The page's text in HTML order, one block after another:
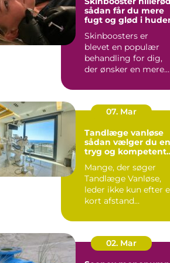
sådan får du mere
fugt og glød i
Skinboosters er
blevet en populær
behandling for dig,
der ønsker en mere
spændst...
07. Mar
Tandlæge vanløse
sådan vælger du en
tryg og kompetent
Mange, der søger
Tandlæge Vanløse,
leder ikke kun efter
kort afstand
også have ...
02. Mar